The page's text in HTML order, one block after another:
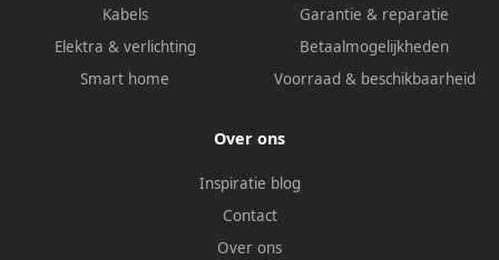
Kabels
Elektra & verlichting
Smart home
Garantie & reparatie
Betaalmogelijkheden
Voorraad & beschikbaarheid
Over ons
Inspiratie blog
Contact
Over ons